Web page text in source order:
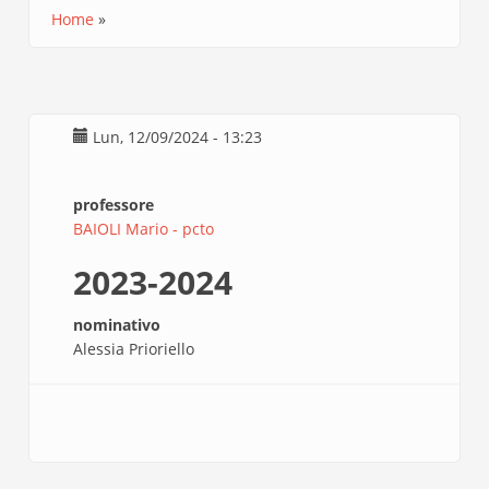
Home
Lun, 12/09/2024 - 13:23
professore
BAIOLI Mario - pcto
2023-2024
nominativo
Alessia Prioriello